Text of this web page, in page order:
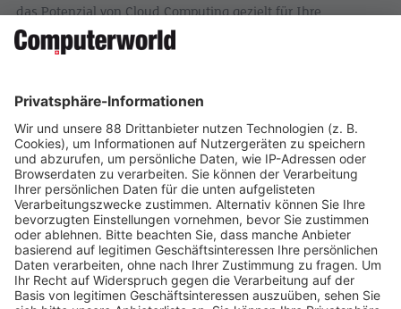
das Potenzial von Cloud Computing gezielt für Ihre
Bedürfnisse nutzen.
Organisationen zunehmend an Bedeutung. Einerseits geht
damit eine Entlastung in der Bereitstellung von Infrastruktur
und Ressourcen einher, andererseits können sich die
Unternehmen in wirtschaftlich schwierigen Zeiten verstärkt
auf ihr Kerngeschäft reduzieren. Auch hier spielt die Cloud
eine zentrale Rolle als Schlüssel zur Digitalisierung.